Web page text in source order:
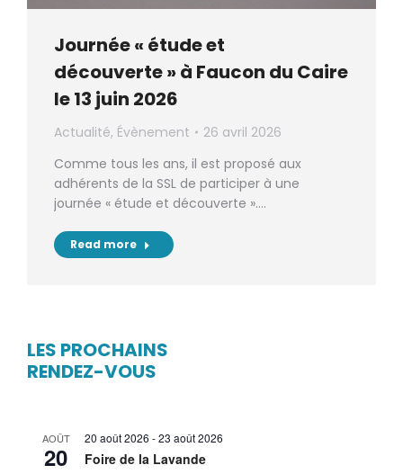
Journée « étude et
découverte » à Faucon du Caire
le 13 juin 2026
Actualité, Évènement
26 avril 2026
Comme tous les ans, il est proposé aux
adhérents de la SSL de participer à une
journée « étude et découverte ».…
Read more
LES PROCHAINS
RENDEZ-VOUS
AOÛT
20
20 août 2026 -23 août 2026
Foire de la Lavande